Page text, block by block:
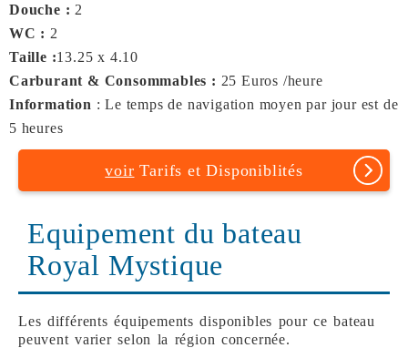
Douche : 2
WC : 2
Taille :13.25 x 4.10
Carburant & Consommables : 25 Euros /heure
Information : Le temps de navigation moyen par jour est de
5 heures
voir Tarifs et Disponiblités
Equipement du bateau
Royal Mystique
Les différents équipements disponibles pour ce bateau
peuvent varier selon la région concernée.